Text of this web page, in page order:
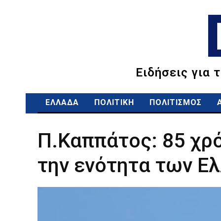
Ειδήσεις για
ΕΛΛΑΔΑ ΠΟΛΙΤΙΚΗ ΠΟΛΙΤΙΣΜΟΣ
Π.Καππάτος: 85
την ενότητα των